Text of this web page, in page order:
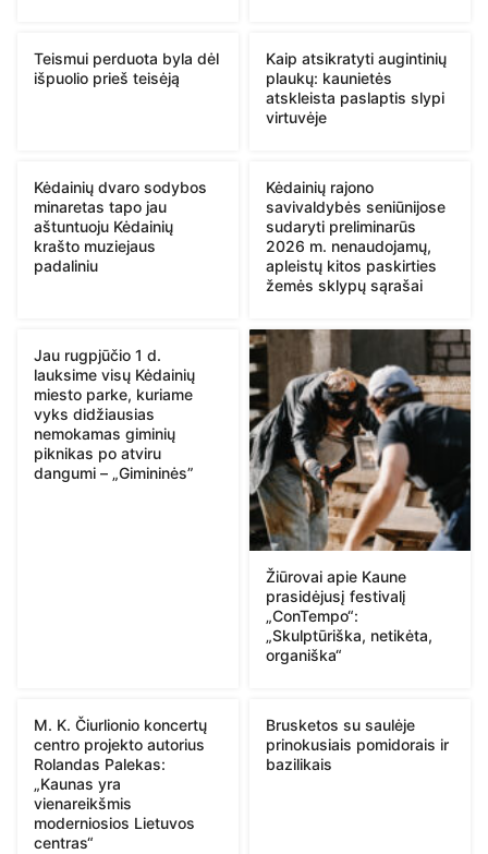
Teismui perduota byla dėl
išpuolio prieš teisėją
Kaip atsikratyti augintinių
plaukų: kaunietės
atskleista paslaptis slypi
virtuvėje
Kėdainių dvaro sodybos
minaretas tapo jau
aštuntuoju Kėdainių
krašto muziejaus
padaliniu
Kėdainių rajono
savivaldybės seniūnijose
sudaryti preliminarūs
2026 m. nenaudojamų,
apleistų kitos paskirties
žemės sklypų sąrašai
Jau rugpjūčio 1 d.
lauksime visų Kėdainių
miesto parke, kuriame
vyks didžiausias
nemokamas giminių
piknikas po atviru
dangumi – „Gimininės”
Žiūrovai apie Kaune
prasidėjusį festivalį
„ConTempo“:
„Skulptūriška, netikėta,
organiška“
M. K. Čiurlionio koncertų
centro projekto autorius
Rolandas Palekas:
„Kaunas yra
vienareikšmis
moderniosios Lietuvos
centras“
Brusketos su saulėje
prinokusiais pomidorais ir
bazilikais